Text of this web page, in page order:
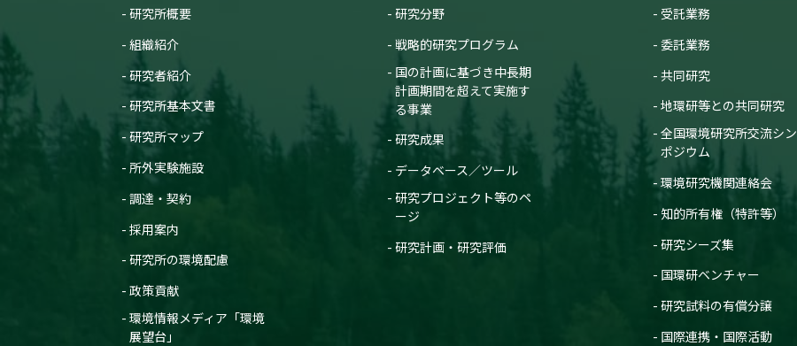
研究所概要
組織紹介
研究者紹介
研究所基本文書
研究所マップ
所外実験施設
調達・契約
採用案内
研究所の環境配慮
政策貢献
環境情報メディア「環境
展望台」
研究分野
戦略的研究プログラム
国の計画に基づき中長期
計画期間を超えて実施す
る事業
研究成果
データベース／ツール
研究プロジェクト等のペ
ージ
研究計画・研究評価
受託業務
委託業務
共同研究
地環研等との共同研究
全国環境研究所交流シン
ポジウム
環境研究機関連絡会
知的所有権（特許等）
研究シーズ集
国環研ベンチャー
研究試料の有償分譲
国際連携・国際活動